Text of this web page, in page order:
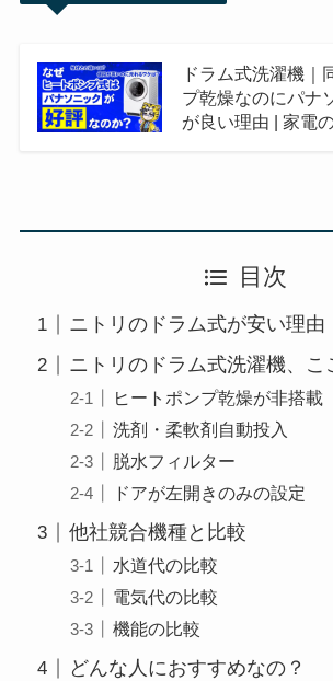
ドラム式洗濯機｜
プ乾燥なのにパナ
が良い理由 | 家電
目次
ニトリのドラム式が安い理由
ニトリのドラム式洗濯機、こ
ヒートポンプ乾燥が非搭載
洗剤・柔軟剤自動投入
脱水フィルター
ドアが左開きのみの設定
他社競合機種と比較
水道代の比較
電気代の比較
機能の比較
どんな人におすすめなの？